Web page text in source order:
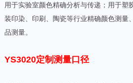
用于实验室颜色精确分析与传递；用于塑
装印染、印刷、陶瓷等行业精确颜色测量
品测量。
YS3020定制测量口径